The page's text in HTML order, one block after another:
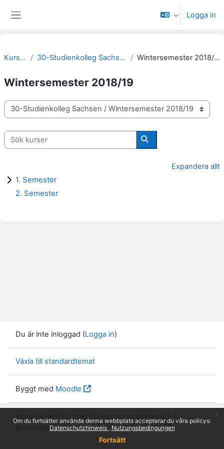
Om du fortsätter använda denna webbplats accepterar du våra policys:
Datenschutzhinweis
Nutzungsbedingungen
Fortsätt
Logga in
Kurser 30-Studienkolleg Sachsen Wintersemester 2018/19
Wintersemester 2018/19
Kurskategorier
Sök kurser
Sök kurser
Expandera allt
1. Semester
2. Semester
Du är inte inloggad (Logga in)
Växla till standardtemat
Byggt med Moodle
Impressum Kontakt | Datenschutzhinweis
Nutzungsbedingungen|Knowledge Base